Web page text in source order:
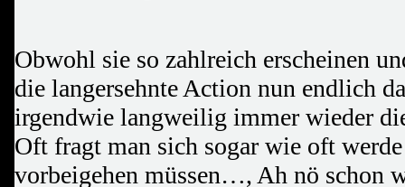
Obwohl sie so zahlreich erscheinen
die langersehnte Action nun endlich
irgendwie langweilig immer wieder
Oft fragt man sich sogar wie oft
vorbeigehen müssen…, Ah nö schon